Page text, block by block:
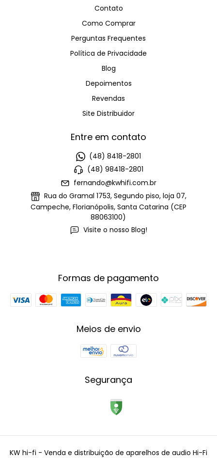
Contato
Como Comprar
Perguntas Frequentes
Política de Privacidade
Blog
Depoimentos
Revendas
Site Distribuidor
Entre em contato
(48) 8418-2801
(48) 98418-2801
fernando@kwhifi.com.br
Rua do Gramal 1753, Segundo piso, loja 07,
Campeche, Florianópolis, Santa Catarina (CEP
88063100)
Visite o nosso Blog!
Formas de pagamento
Meios de envio
Segurança
KW hi-fi - Venda e distribuição de aparelhos de audio Hi-Fi